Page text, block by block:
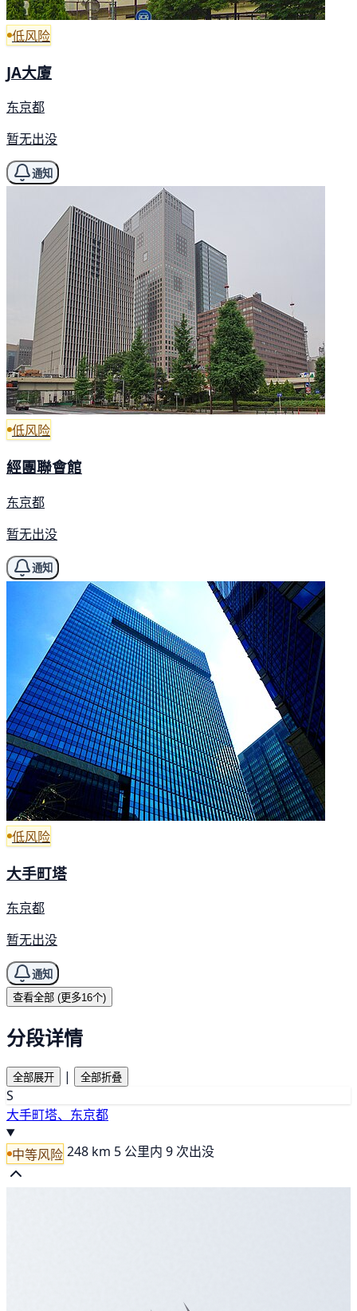
低风险
JA大廈
东京都
暂无出没
通知
低风险
經團聯會館
东京都
暂无出没
通知
低风险
大手町塔
东京都
暂无出没
通知
查看全部 (更多16个)
分段详情
全部展开 | 全部折叠
S
大手町塔、东京都
中等风险 248 km 5 公里内 9 次出没